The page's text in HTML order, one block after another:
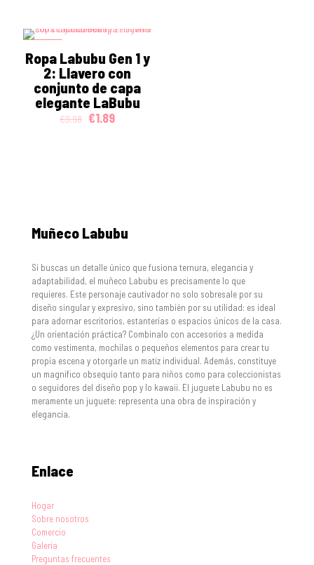
Ropa Labubu Gen 1 y
2: Llavero con
conjunto de capa
elegante LaBubu
€9.98 Original
€1.89Current
Muñeco Labubu
Si buscas un detalle único que fusiona ternura, elegancia y
adaptabilidad, el muñeco Labubu es precisamente lo que
requieres. Este personaje cautivador no solo sobresale por su
diseño singular y expresivo, sino también por su utilidad: es ideal
para adornar escritorios, estanterías o espacios únicos de la casa.
¿Un orientación práctica? Combinalo con accesorios a medida
como vestimenta, mochilas o pequeños elementos para crear tu
propia escena y otorgarle un matiz individual. Además, constituye
un magnífico obsequio tanto para niños como para coleccionistas
o seguidores del diseño pop y lo kawaii. El juguete Labubu no es
meramente un juguete: representa una obra de inspiración y
elegancia.
Enlace
Hogar
Sobre nosotros
Comercio
Galería
Preguntas frecuentes